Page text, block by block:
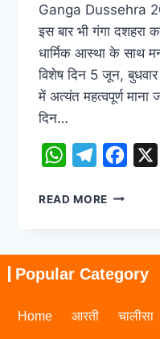
Ganga Dussehra
इस बार भी गंगा दशहरा
धार्मिक आस्था के साथ
विशेष दिन 5 जून, बुधवार
में अत्यंत महत्वपूर्ण माना
दिन…
WhatsAppTelegram
READ MORE
Popular Category
Home आरती चालीसा